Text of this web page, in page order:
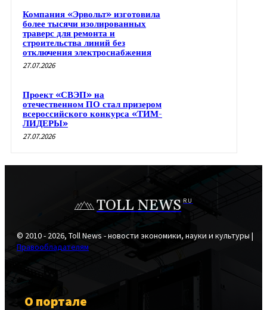
Компания «Эрвольт» изготовила
более тысячи изолированных
траверс для ремонта и
строительства линий без
отключения электроснабжения
27.07.2026
Проект «СВЭП» на
отечественном ПО стал призером
всероссийского конкурса «ТИМ-
ЛИДЕРЫ»
27.07.2026
TOLL NEWS RU
© 2010 - 2026, Toll News - новости экономики, науки и культуры |
Правообладателям
О портале